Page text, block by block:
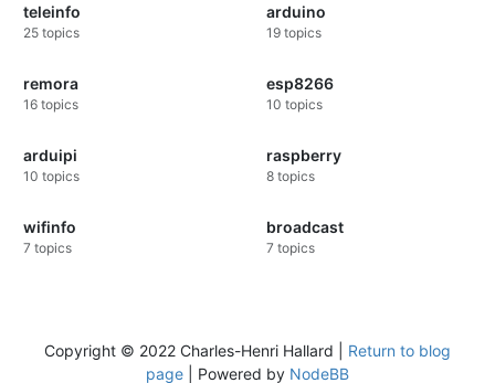
teleinfo
25 topics
arduino
19 topics
remora
16 topics
esp8266
10 topics
arduipi
10 topics
raspberry
8 topics
wifinfo
7 topics
broadcast
7 topics
Copyright © 2022 Charles-Henri Hallard | Return to blog
page | Powered by NodeBB